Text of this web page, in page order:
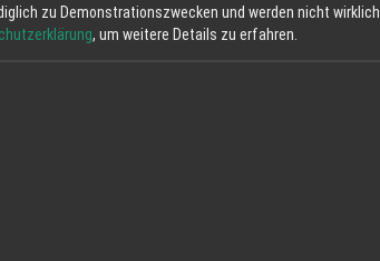
zu Demonstrationszwecken und werden nicht wirklich
, um weitere Details zu erfahren.